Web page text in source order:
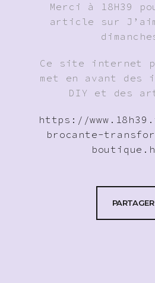
Merci à 18H39
article sur
Ce site internet
met en avant des
DIY et des
https://
brocante-
PARTAGER